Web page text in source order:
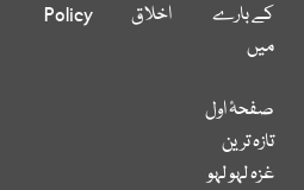
کے بارے
میں
اخلاق
Policy
صفحۂ اول
تازہ ترین
غزہ لہو لہو